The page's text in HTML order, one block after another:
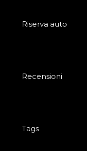
Riserva auto
Recensioni
Tags